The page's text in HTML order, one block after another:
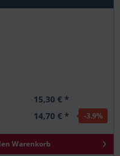
15,30 € *
14,70 € * -3.9%
Warenkorb